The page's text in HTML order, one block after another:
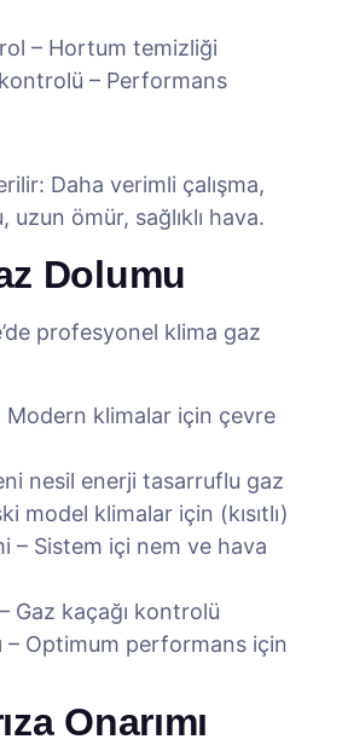
– Hortum temizliği
– Performans
Daha verimli çalışma,
uzun ömür, sağlıklı hava.
Dolumu
profesyonel klima gaz
Modern klimalar için çevre
nesil enerji tasarruflu gaz
model klimalar için (kısıtlı)
– Sistem içi nem ve hava
Gaz kaçağı kontrolü
– Optimum performans için
Onarımı